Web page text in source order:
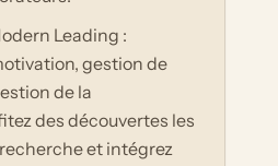
Leading :
gestion de
de la
des découvertes les
et intégrez